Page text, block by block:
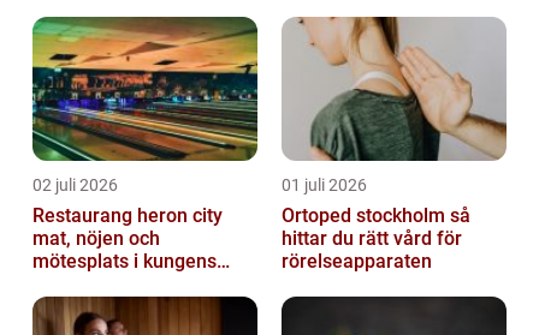
02 juli 2026
Restaurang heron city
mat, nöjen och
mötesplats i kungens
01 juli 2026
Ortoped stockholm så
hittar du rätt vård för
rörelseapparaten